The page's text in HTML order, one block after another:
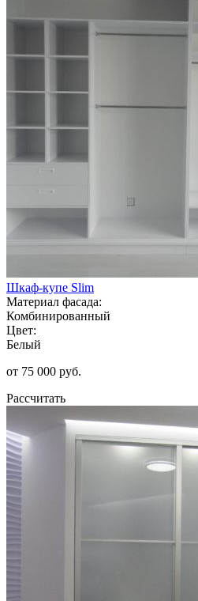
Шкаф-купе Slim
Материал фасада:
Комбинированный
Цвет:
Белый
от 75 000 руб.
Рассчитать